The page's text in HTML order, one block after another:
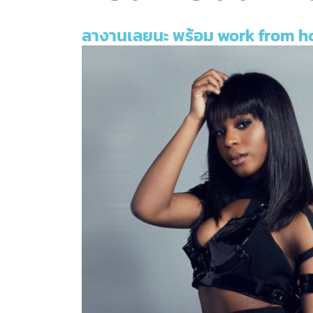
ลางานเลยนะ พร้อม work from